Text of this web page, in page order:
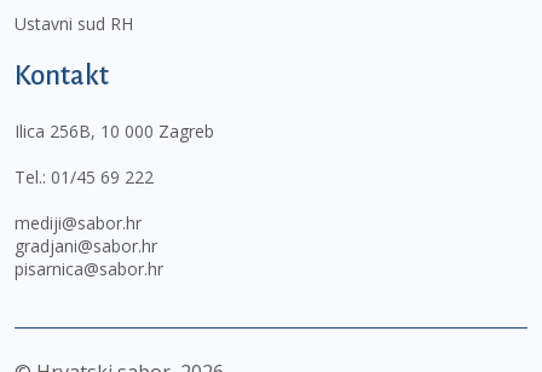
Ustavni sud RH
Kontakt
Ilica 256B, 10 000 Zagreb
Tel.: 01/45 69 222
mediji@sabor.hr
gradjani@sabor.hr
pisarnica@sabor.hr